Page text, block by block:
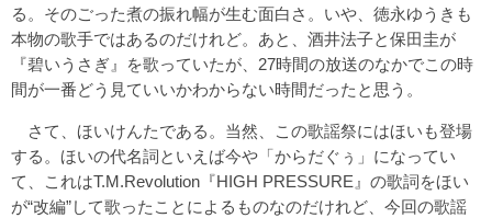
る。そのごった煮の振れ幅が生む面白さ。いや、徳永ゆうきも
本物の歌手ではあるのだけれど。あと、酒井法子と保田圭が
『碧いうさぎ』を歌っていたが、27時間の放送のなかでこの時
間が一番どう見ていいかわからない時間だったと思う。
さて、ほいけんたである。当然、この歌謡祭にはほいも登場
する。ほいの代名詞といえば今や「からだぐぅ」になってい
て、これはT.M.Revolution『HIGH PRESSURE』の歌詞をほい
が“改編”して歌ったことによるものなのだけれど、今回の歌謡